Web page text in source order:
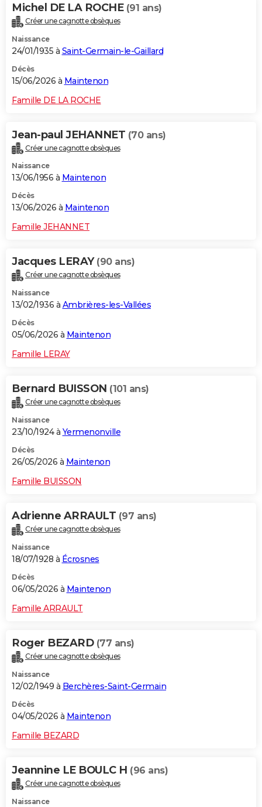
Michel DE LA ROCHE (91 ans)
Créer une cagnotte obsèques
Naissance
24/01/1935 à Saint-Germain-le-Gaillard
Décès
15/06/2026 à Maintenon
Famille DE LA ROCHE
Jean-paul JEHANNET (70 ans)
Créer une cagnotte obsèques
Naissance
13/06/1956 à Maintenon
Décès
13/06/2026 à Maintenon
Famille JEHANNET
Jacques LERAY (90 ans)
Créer une cagnotte obsèques
Naissance
13/02/1936 à Ambrières-les-Vallées
Décès
05/06/2026 à Maintenon
Famille LERAY
Bernard BUISSON (101 ans)
Créer une cagnotte obsèques
Naissance
23/10/1924 à Yermenonville
Décès
26/05/2026 à Maintenon
Famille BUISSON
Adrienne ARRAULT (97 ans)
Créer une cagnotte obsèques
Naissance
18/07/1928 à Écrosnes
Décès
06/05/2026 à Maintenon
Famille ARRAULT
Roger BEZARD (77 ans)
Créer une cagnotte obsèques
Naissance
12/02/1949 à Berchères-Saint-Germain
Décès
04/05/2026 à Maintenon
Famille BEZARD
Jeannine LE BOULC H (96 ans)
Créer une cagnotte obsèques
Naissance